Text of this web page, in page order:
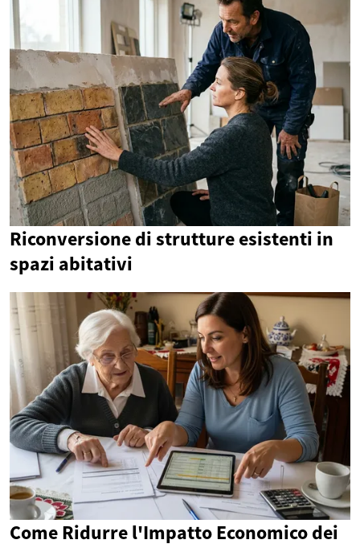
Riconversione di strutture esistenti in
spazi abitativi
Come Ridurre l'Impatto Economico dei